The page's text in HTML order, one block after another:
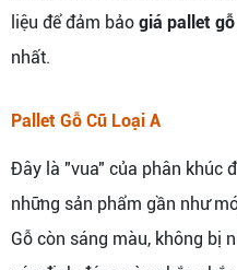
liệu để đảm bảo giá pallet
nhất.
Pallet Gỗ Cũ Loại A
Đây là "vua" của phân khúc
những sản phẩm gần như
Gỗ còn sáng màu, không bị